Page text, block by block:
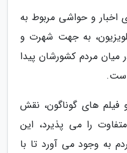
اخبار و حواشی مربوط به
به جهت شهرت و
میان مردم کشورشان پیدا
فیلم های گوناگون، نقش
را می پذیرد، این
به وجود می آورد تا با